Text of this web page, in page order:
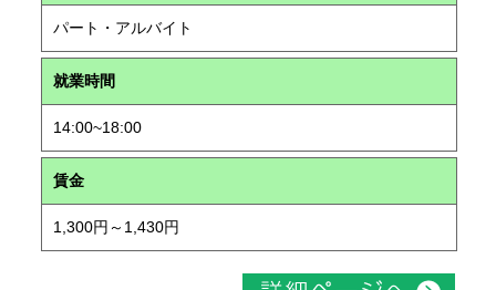
パート・アルバイト
就業時間
14:00~18:00
賃金
1,300円～1,430円